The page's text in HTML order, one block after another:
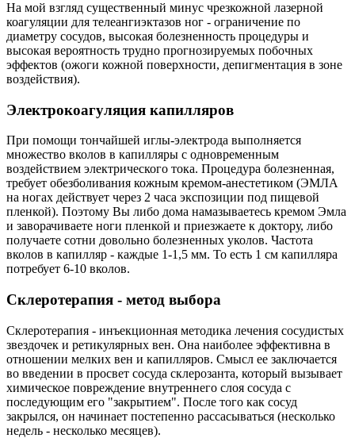
На мой взгляд существенный минус чрезкожной лазерной
коагуляции для телеангиэктазов ног - ограничение по
диаметру сосудов, высокая болезненность процедуры и
высокая вероятность трудно прогнозируемых побочных
эффектов (ожоги кожной поверхности, депигментация в зоне
воздействия).
Электрокоагуляция капилляров
При помощи тончайшей иглы-электрода выполняется
множество вколов в капилляры с одновременным
воздействием электрического тока. Процедура болезненная,
требует обезболивания кожным кремом-анестетиком (ЭМЛА
на ногах действует через 2 часа экспозиции под пищевой
пленкой). Поэтому Вы либо дома намазываетесь кремом Эмла
и заворачиваете ноги пленкой и приезжаете к доктору, либо
получаете сотни довольно болезненных уколов. Частота
вколов в капилляр - каждые 1-1,5 мм. То есть 1 см капилляра
потребует 6-10 вколов.
Склеротерапия - метод выбора
Склеротерапия - инъекционная методика лечения сосудистых
звездочек и ретикулярных вен. Она наиболее эффективна в
отношении мелких вен и капилляров. Смысл ее заключается
во введении в просвет сосуда склерозанта, который вызывает
химическое повреждение внутреннего слоя сосуда с
последующим его "закрытием". После того как сосуд
закрылся, он начинает постепенно рассасываться (несколько
недель - несколько месяцев).